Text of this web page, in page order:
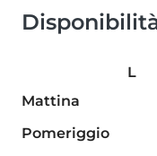
L
Mattina
Pomeriggio